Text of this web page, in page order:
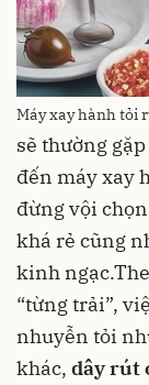
Máy xay hành tỏi
sẽ thường
đến máy xay
đừng vội
khá rẻ cũng
kinh
“từng trải”,
nhuyễn tỏi
khác, dây rút